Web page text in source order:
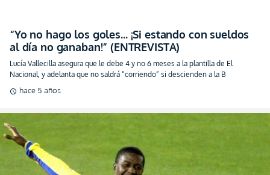
“Yo no hago los goles… ¡Si estando con sueldos
al día no ganaban!” (ENTREVISTA)
Lucía Vallecilla asegura que le debe 4 y no 6 meses a la plantilla de El
Nacional, y adelanta que no saldrá “corriendo” si descienden a la B
schedule hace 5 años